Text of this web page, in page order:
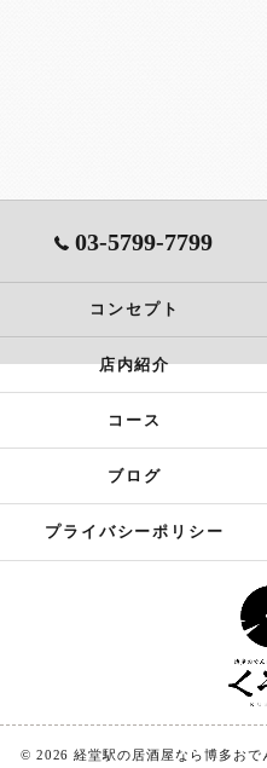
03-5799-7799
コンセプト
店内紹介
コース
ブログ
プライバシーポリシー
© 2026 経堂駅の居酒屋なら博多お